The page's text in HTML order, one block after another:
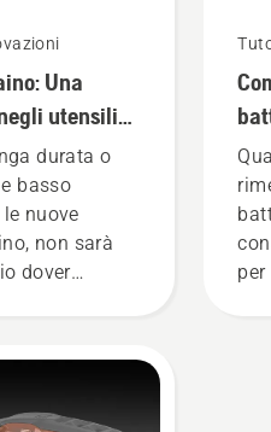
Una
utensili
durata o
basso
le nuove
non sarà
dover
livello
Svennung,